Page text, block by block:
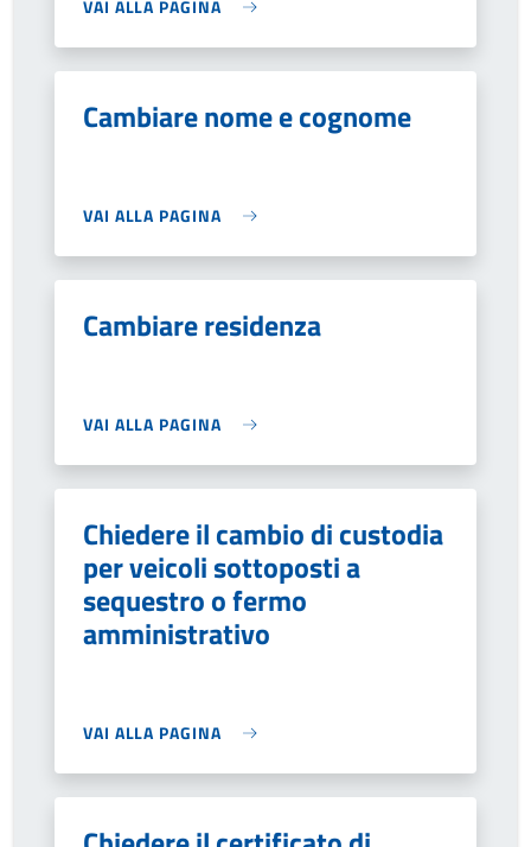
VAI ALLA PAGINA
Cambiare nome e cognome
VAI ALLA PAGINA
Cambiare residenza
VAI ALLA PAGINA
Chiedere il cambio di custodia
per veicoli sottoposti a
sequestro o fermo
amministrativo
VAI ALLA PAGINA